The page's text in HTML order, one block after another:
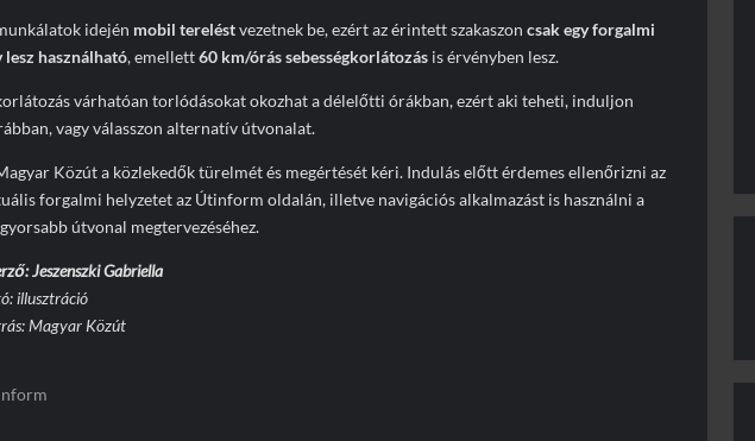
idején mobil tereléstvezetnek be, ezért az érintett szakaszon csak egy forgalmi
lesz használható, emellett60 km/órás sebességkorlátozásis érvényben lesz.
várhatóan torlódásokat okozhat a délelőtti órákban, ezért aki teheti, induljon
vagy válasszon alternatív útvonalat.
Közút a közlekedők türelmét és megértését kéri. Indulás előtt érdemes ellenőrizni az
forgalmi helyzetet az Útinform oldalán, illetve navigációs alkalmazást is használni a
útvonal megtervezéséhez.
Jeszenszki Gabriella
illusztráció
Magyar Közút